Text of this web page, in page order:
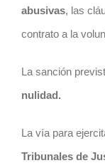
abusivas, las
contrato a la
La sanción
nulidad.
La vía para
Tribunales de